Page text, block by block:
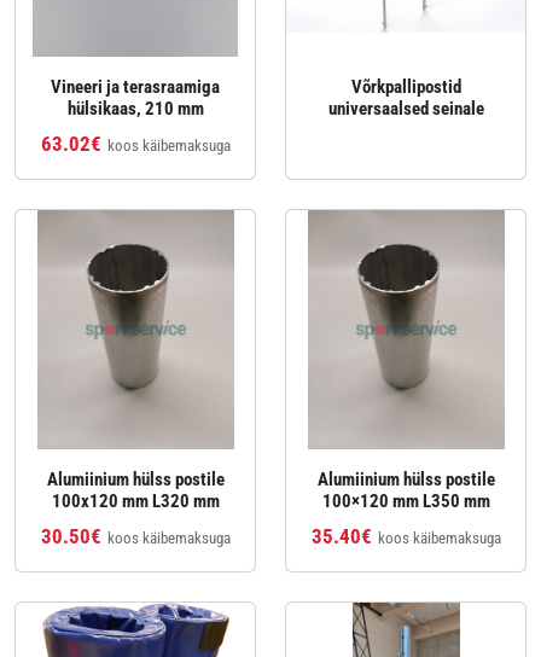
Vineeri ja terasraamiga
hülsikaas, 210 mm
63.02€ koos käibemaksuga
Võrkpallipostid
universaalsed seinale
Alumiinium hülss postile
100x120 mm L320 mm
30.50€ koos käibemaksuga
Alumiinium hülss postile
100×120 mm L350 mm
35.40€ koos käibemaksuga